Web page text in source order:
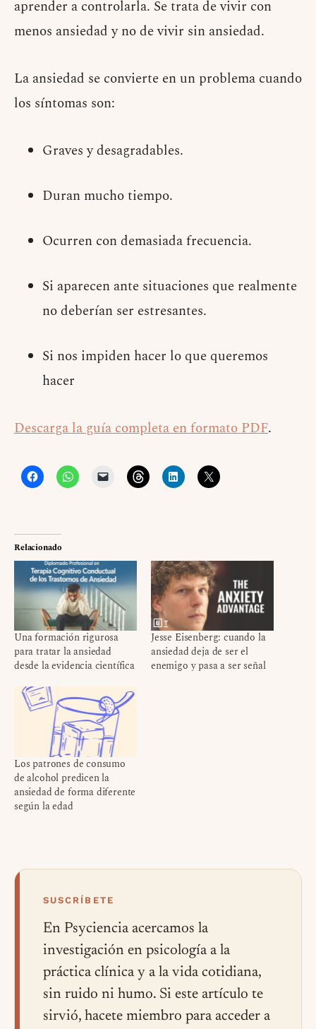
aprender a controlarla. Se trata de vivir con
menos ansiedad y no de vivir sin ansiedad.
La ansiedad se convierte en un problema cuando
los síntomas son:
Graves y desagradables.
Duran mucho tiempo.
Ocurren con demasiada frecuencia.
Si aparecen ante situaciones que realmente
no deberían ser estresantes.
Si nos impiden hacer lo que queremos
hacer
Descarga la guía completa en formato PDF.
Relacionado
Una formación rigurosa
para tratar la ansiedad
desde la evidencia científica
Jesse Eisenberg: cuando la
ansiedad deja de ser el
enemigo y pasa a ser señal
Los patrones de consumo
de alcohol predicen la
ansiedad de forma diferente
según la edad
SUSCRÍBETE
En Psyciencia acercamos la
investigación en psicología a la
práctica clínica y a la vida cotidiana,
sin ruido ni humo. Si este artículo te
sirvió, hacete miembro para acceder a